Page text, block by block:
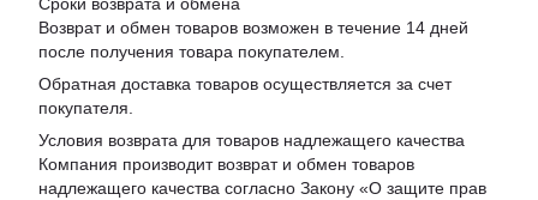
Сроки возврата и обмена
Возврат и обмен товаров возможен в течение 14 дней
после получения товара покупателем.
Обратная доставка товаров осуществляется за счет
покупателя.
Условия возврата для товаров надлежащего качества
Компания производит возврат и обмен товаров
надлежащего качества согласно Закону «О защите прав